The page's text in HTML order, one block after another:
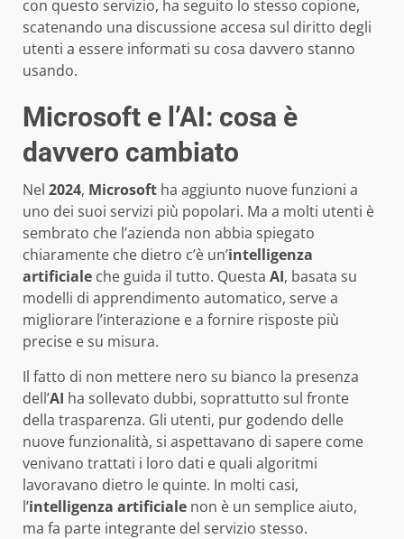
con questo servizio, ha seguito lo stesso copione,
scatenando una discussione accesa sul diritto degli
utenti a essere informati su cosa davvero stanno
usando.
Microsoft e l’AI: cosa è
davvero cambiato
Nel 2024, Microsoft ha aggiunto nuove funzioni a
uno dei suoi servizi più popolari. Ma a molti utenti è
sembrato che l’azienda non abbia spiegato
chiaramente che dietro c’è un’intelligenza
artificiale che guida il tutto. Questa AI, basata su
modelli di apprendimento automatico, serve a
migliorare l’interazione e a fornire risposte più
precise e su misura.
Il fatto di non mettere nero su bianco la presenza
dell’AI ha sollevato dubbi, soprattutto sul fronte
della trasparenza. Gli utenti, pur godendo delle
nuove funzionalità, si aspettavano di sapere come
venivano trattati i loro dati e quali algoritmi
lavoravano dietro le quinte. In molti casi,
l’intelligenza artificiale non è un semplice aiuto,
ma fa parte integrante del servizio stesso.